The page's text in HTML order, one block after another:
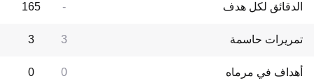
الدقائق لكل هدف -
165
تمريرات حاسمة 3
3
أهداف في مرماه 0
0